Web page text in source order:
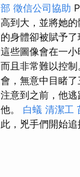
部 徵信公司協助
高到大，並將她的
的身體卻被賦予
這些圖像會在一
而且非常難以控制
會，無意中目睹
注意到之前，他
他。 白蟻 清潔工
此，兇手們開始追